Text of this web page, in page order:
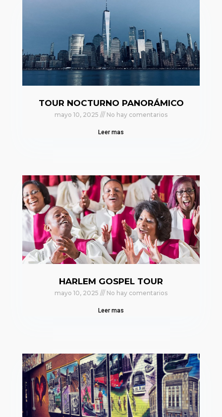
TOUR NOCTURNO PANORÁMICO
mayo 10, 2025 No hay comentarios
Leer mas
HARLEM GOSPEL TOUR
mayo 10, 2025 No hay comentarios
Leer mas